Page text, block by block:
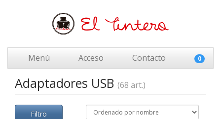
Menú Acceso Contacto 0
Adaptadores USB (68 art.)
Filtro